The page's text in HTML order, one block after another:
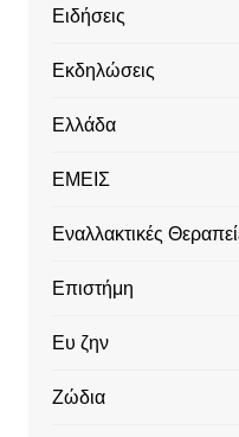
Ειδήσεις
Εκδηλώσεις
Ελλάδα
ΕΜΕΙΣ
Εναλλακτικές
Επιστήμη
Ευ ζην
Ζώδια